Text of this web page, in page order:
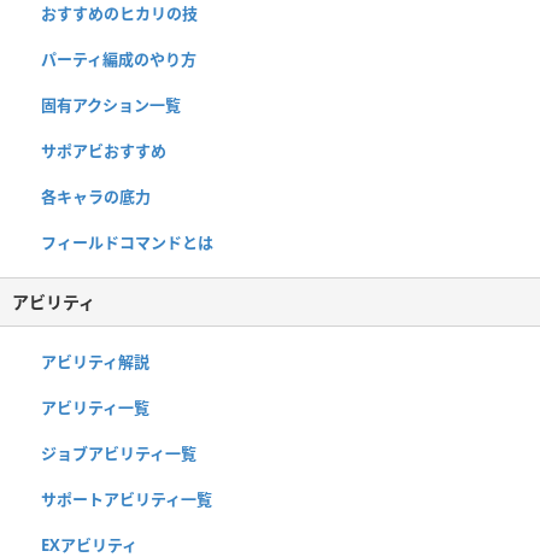
おすすめのヒカリの技
パーティ編成のやり方
固有アクション一覧
サポアビおすすめ
各キャラの底力
フィールドコマンドとは
アビリティ
アビリティ解説
アビリティ一覧
ジョブアビリティ一覧
サポートアビリティ一覧
EXアビリティ